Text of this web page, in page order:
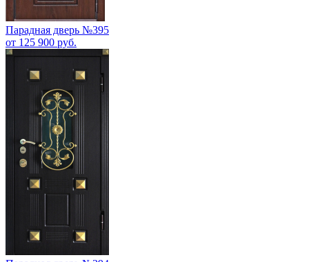
Парадная дверь №395
от 125 900 руб.